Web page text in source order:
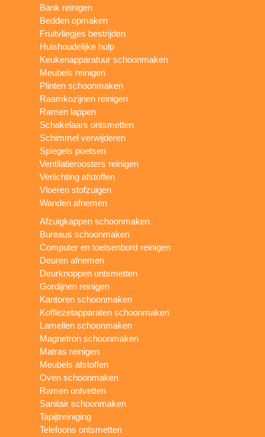
Bank reinigen
Bedden opmaken
Fruitvliegjes bestrijden
Huishoudelijke hulp
Keukenapparatuur schoonmaken
Meubels reinigen
Plinten schoonmaken
Raamkozijnen reinigen
Ramen lappen
Schakelaars ontsmetten
Schimmel verwijderen
Spiegels poetsen
Ventilatieroosters reinigen
Verlichting afstoffen
Vloeren stofzuigen
Wanden afnemen
Afzuigkappen schoonmaken
Bureaus schoonmaken
Computer en toetsenbord reinigen
Deuren afnemen
Deurknoppen ontsmetten
Gordijnen reinigen
Kantoren schoonmaken
Koffiezetapparaten schoonmaken
Lamellen schoonmaken
Magnetron schoonmaken
Matras reinigen
Meubels afstoffen
Oven schoonmaken
Ramen ontvetten
Sanitair schoonmaken
Tapijtreiniging
Telefoons ontsmetten